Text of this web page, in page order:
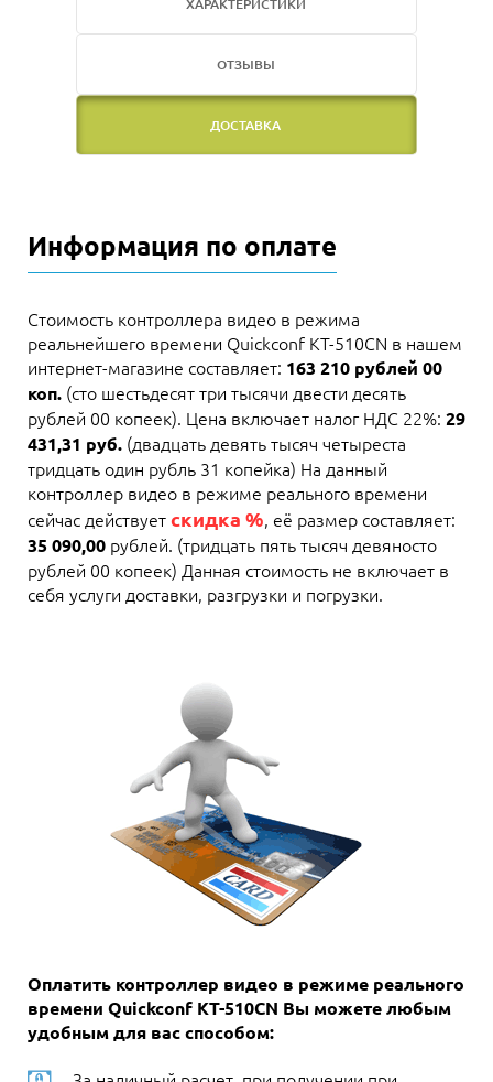
ХАРАКТЕРИСТИКИ
ОТЗЫВЫ
ДОСТАВКА
Информация по оплате
Стоимость контроллера видео в режима
реальнейшего времени Quickconf KT-510CN в нашем
интернет-магазине составляет: 163 210 рублей 00
коп. (сто шестьдесят три тысячи двести десять
рублей 00 копеек). Цена включает налог НДС 22%: 29
431,31 руб. (двадцать девять тысяч четыреста
тридцать один рубль 31 копейка) На данный
контроллер видео в режиме реального времени
сейчас действуетскидка %, её размер составляет:
35 090,00 рублей. (тридцать пять тысяч девяносто
рублей 00 копеек) Данная стоимость не включает в
себя услуги доставки, разгрузки и погрузки.
Оплатить контроллер видео в режиме реального
времени Quickconf KT-510CN Вы можете любым
удобным для вас способом: